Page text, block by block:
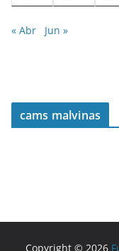
« Abr Jun »
cams malvinas
Copyright © 2026